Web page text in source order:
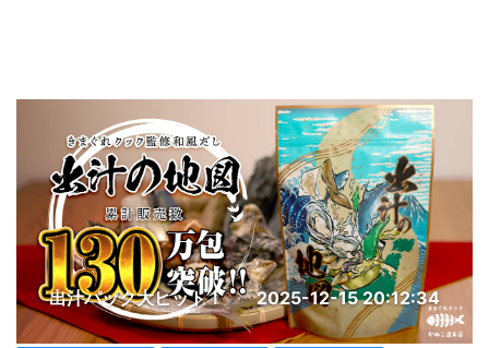
出汁パック大ヒット！ 2025-12-15 20:12:34